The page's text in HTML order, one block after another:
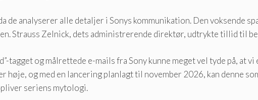
de analyserer alle detaljer i Sonys kommunikation. Den voksende
Strauss Zelnick, dets administrerende direktør, udtrykte tillid til
tagget og målrettede e-mails fra Sony kunne meget vel tyde på, at
høje, og med en lancering planlagt til november 2026, kan denne
seriens mytologi.